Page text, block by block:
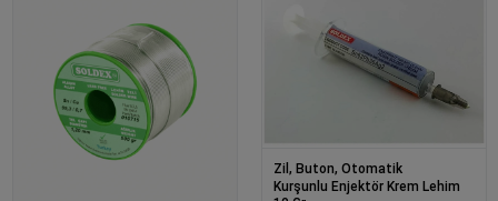
Zil, Buton, Otomatik
Kurşunlu Enjektör Krem Lehim